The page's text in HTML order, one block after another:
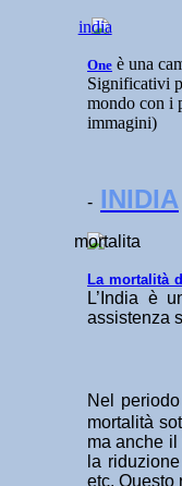
One è una
Significativi
mondo con i
immagini)
- INIDIA
La mortalità
L’India è
assistenza
Nel
mortalità
ma anche
la
etc. Questo